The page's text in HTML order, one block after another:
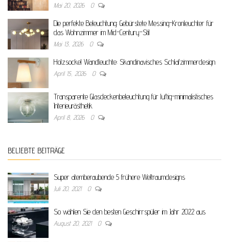
Mai 20, 2026 0
Die perfekte Beleuchtung: Gebürstete Messing-Kronleuchter für
das Wohnzimmer im Mid-Century-Stil
Mai 13, 2026 0
Holzsockel Wandleuchte: Skandinavisches Schlafzimmerdesign
April 15, 2026 0
Transparente Glasdeckenbeleuchtung für luftig-minimalistisches
Interieurästhetik
April 8, 2026 0
BELIEBTE BEITRÄGE
Super atemberaubende 5 frühere Weltraumdesigns
Juli 20, 2021 0
So wählen Sie den besten Geschirrspüler im Jahr 2022 aus
August 20, 2021 0